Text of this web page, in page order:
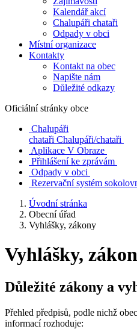
Kalendář akcí
Chalupáři chataři
Odpady v obci
Místní organizace
Kontakty
Kontakt na obec
Napište nám
Důležité odkazy
Oficiální stránky obce
Chalupáři
chataři Chalupáři/chataři
Aplikace V Obraze
Přihlášení ke zprávám
Odpady v obci
Rezervační systém
Úvodní stránka
Obecní úřad
Vyhlášky, zákony
Vyhlášky,
Důležité zákony a
Přehled předpisů, podle nichž
informací rozhoduje: